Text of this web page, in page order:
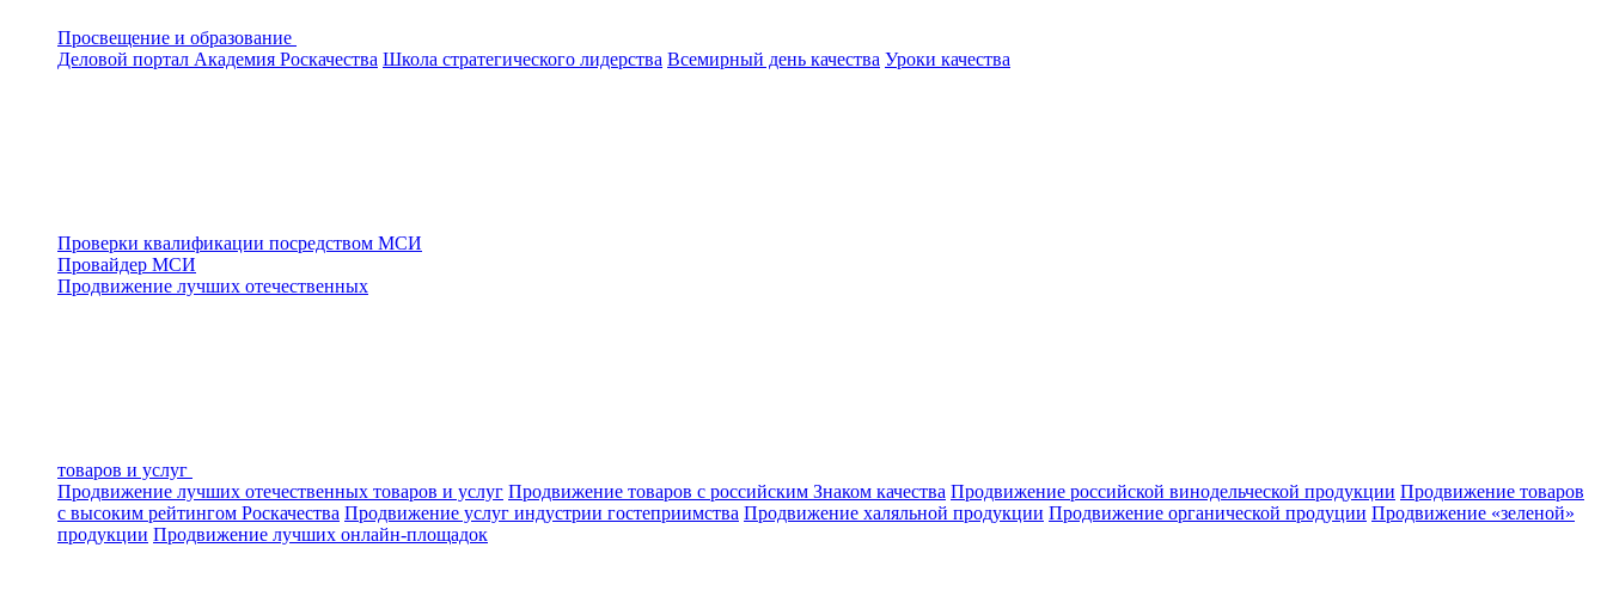
Просвещение и образование
Деловой портал Академия Роскачества Школа стратегического лидерства Всемирный день качества Уроки качества
Проверки квалификации посредством МСИ
Провайдер МСИ
Продвижение лучших отечественных
товаров и услуг
Продвижение лучших отечественных товаров и услуг Продвижение товаров с российским Знаком качества Продвижение российской винодельческой продукции Продвижение товаров
с высоким рейтингом Роскачества Продвижение услуг индустрии гостеприимства Продвижение халяльной продукции Продвижение органической продуции Продвижение «зеленой»
продукции Продвижение лучших онлайн-площадок